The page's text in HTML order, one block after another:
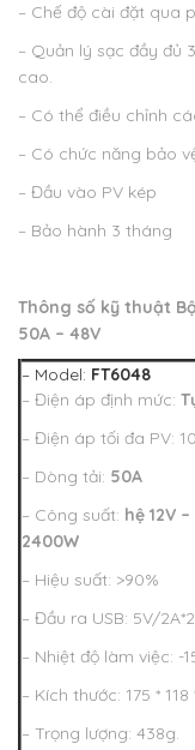
– Chế độ cài đặt qua
– Quản lý sạc đầy đủ
cao.
– Có thể điều chỉnh
– Có chức năng bảo
– Đầu vào PV kép
– Bảo hành 3 tháng
Thông số kỹ thuật
50A – 48V
– Model: FT6048
– Điện áp định mức:
– Điện áp tối đa PV:
– Dòng tải: 50A
– Công suất: hệ 12V
2400W
– Hiệu suất: >90%
– Đầu ra USB: 5V/2A*2
– Nhiệt độ làm việc: -
– Kích thước: 175 *
– Trọng lượng: 438g.